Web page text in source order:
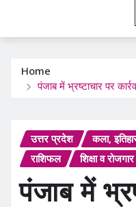
Home
पंजाब में भ्रष्टाचार पर
उत्तर प्रदेश कला,
राशिफल
शिक्षा व रोजगार
पंजाब में